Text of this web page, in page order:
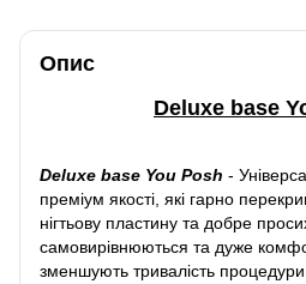
Опис
Deluxe base
Deluxe base You Posh -
преміум якості, які гарно
нігтьову пластину та добре
самовирівнюються та дуже
зменшують тривалість